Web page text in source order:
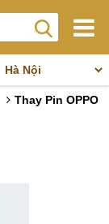
Thay Pin OPPO